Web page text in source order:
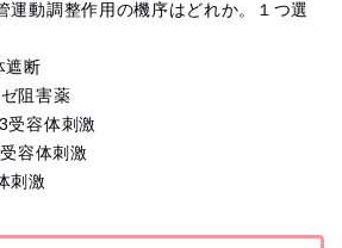
運動調整作用の機序はどれか。１つ選
遮断
阻害薬
受容体刺激
容体刺激
刺激